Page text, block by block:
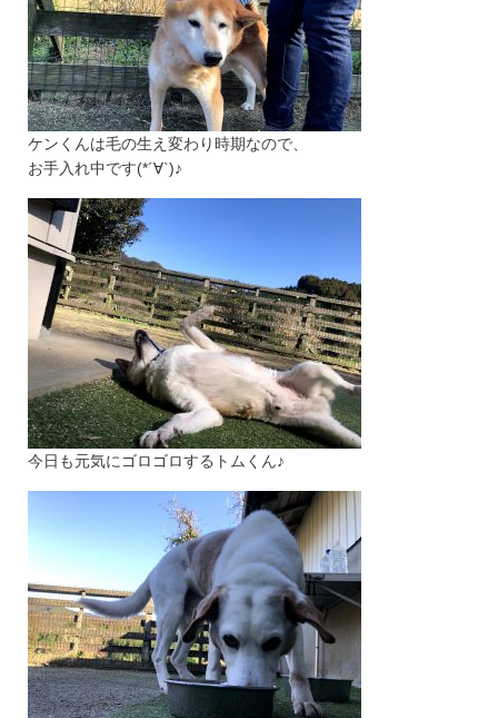
ケンくんは毛の生え変わり時期なので、
お手入れ中です(*´∀`)♪
今日も元気にゴロゴロするトムくん♪